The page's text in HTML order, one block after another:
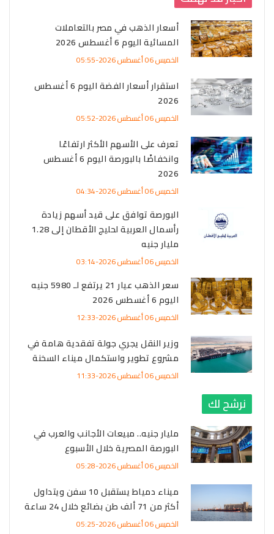
أسعار الذهب في مصر بالتعاملات
المسائية اليوم 6 أغسطس 2026
الخميس 06 أغسطس 2026-05:55
استقرار أسعار الفضة اليوم 6 أغسطس
2026
الخميس 06 أغسطس 2026-05:52
تعرف على الأسهم الأكثر ارتفاعًا
وانخفاضًا بالبورصة اليوم 6 أغسطس
2026
الخميس 06 أغسطس 2026-04:34
البورصة توافق على قيد أسهم زيادة
رأسمال العربية لحليج الأقطان إلى 1.28
مليار جنيه
الخميس 06 أغسطس 2026-03:14
سعر الذهب عيار 21 يرتفع لـ 5980 جنيه
اليوم 6 أغسطس 2026
الخميس 06 أغسطس 2026-12:33
وزير النقل يجري جولة تفقدية هامة في
مشروع تطوير واستكمال ميناء السخنة
الخميس 06 أغسطس 2026-11:33
نرشح لك
مليار جنيه.. مبيعات الأجانب والعرب في
البورصة المصرية خلال الأسبوع
الخميس 06 أغسطس 2026-05:28
ميناء دمياط يستقبل 10 سفن ويتداول
أكثر من 71 ألف طن بضائع خلال 24 ساعة
الخميس 06 أغسطس 2026-05:25